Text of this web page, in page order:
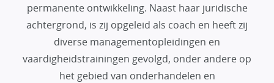
permanente ontwikkeling. Naast haar juridische
achtergrond, is zij opgeleid als coach en heeft zij
diverse managementopleidingen en
vaardigheidstrainingen gevolgd, onder andere op
het gebied van onderhandelen en